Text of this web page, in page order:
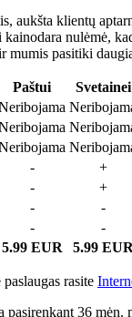
aukšta klientų
nulėmė,
mumis pasitiki
Paštui Svetainei
- +
- +
- -
- -
5.99 EUR 5.99 EUR
rasite
pasirenkant 36